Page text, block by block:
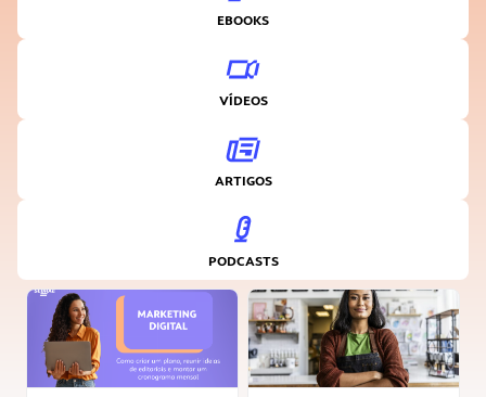
EBOOKS
VÍDEOS
ARTIGOS
PODCASTS